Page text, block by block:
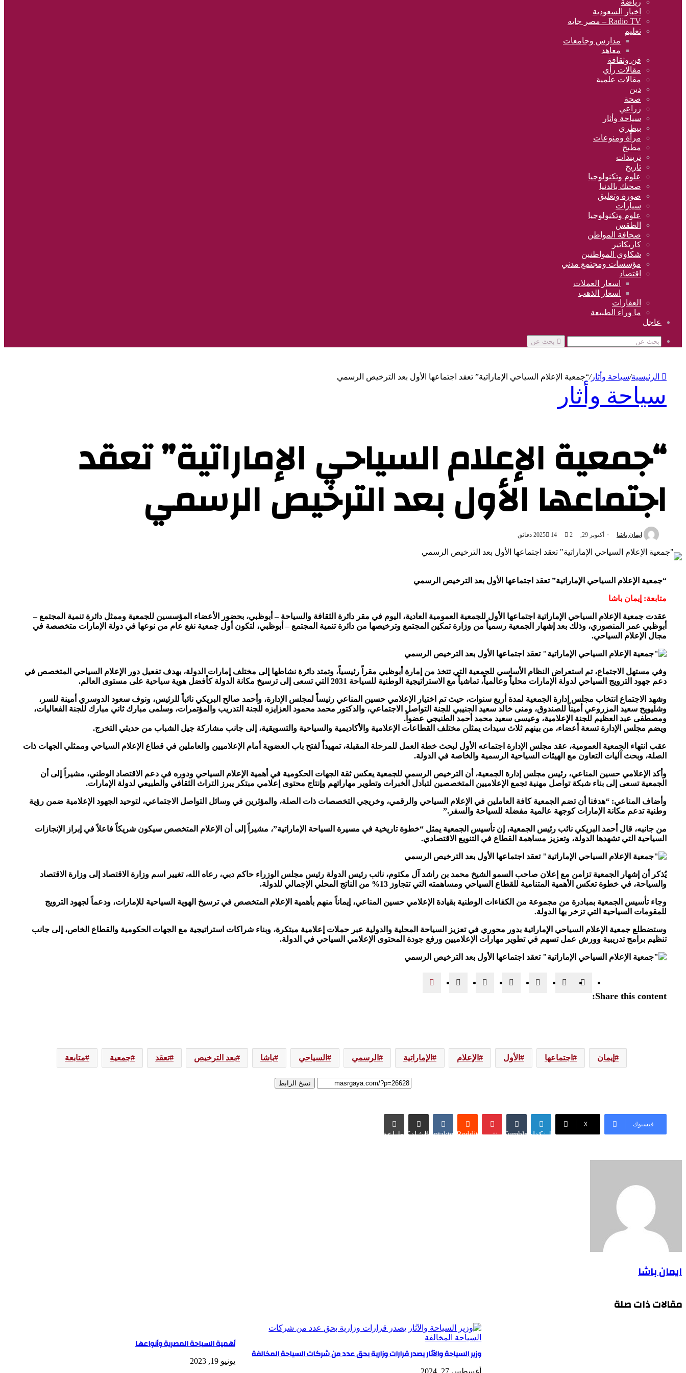
رياضة
اخبار السعودية
Radio TV – مصر جايه
تعليم
مدارس وجامعات
معاهد
فن وثقافة
مقالات رأي
مقالات علمية
دين
صحة
زراعي
سياحة وأثار
بيطري
مرأة ومنوعات
مطبخ
تريندات
تاريخ
علوم وتكنولوجيا
صحتك بالدنيا
صورة وتعليق
سيارات
علوم وتكنولوجيا
الطقس
صحافة المواطن
كاريكاتير
شكاوي المواطنين
مؤسسات ومجتمع مدني
اقتصاد
اسعار العملات
اسعار الذهب
العقارات
ما وراء الطبيعة
عاجل
بحث عن
الرئيسية/سياحة وأثار/“جمعية الإعلام السياحي الإماراتية” تعقد اجتماعها الأول بعد الترخيص الرسمي
سياحة وأثار
“جمعية الإعلام السياحي الإماراتية” تعقد
اجتماعها الأول بعد الترخيص الرسمي
ايمان باشا أكتوبر 29, 2025 14 2 دقائق
“جمعية الإعلام السياحي الإماراتية” تعقد اجتماعها الأول بعد الترخيص الرسمي
متابعة: إيمان باشا
عقدت جمعية الإعلام السياحي الإماراتية اجتماعها الأول للجمعية العمومية العادية، اليوم في مقر دائرة الثقافة والسياحة – أبوظبي، بحضور الأعضاء المؤسسين للجمعية وممثل دائرة تنمية المجتمع –
أبوظبي عمر المنصوري، وذلك بعد إشهار الجمعية رسمياً من وزارة تمكين المجتمع وترخيصها من دائرة تنمية المجتمع – أبوظبي، لتكون أول جمعية نفع عام من نوعها في دولة الإمارات متخصصة في
مجال الإعلام السياحي.
وفي مستهل الاجتماع، تم استعراض النظام الأساسي للجمعية التي تتخذ من إمارة أبوظبي مقراً رئيسياً، وتمتد دائرة نشاطها إلى مختلف إمارات الدولة، بهدف تفعيل دور الإعلام السياحي المتخصص في
دعم جهود الترويج السياحي لدولة الإمارات محلياً وعالمياً، تماشياً مع الاستراتيجية الوطنية للسياحة 2031 التي تسعى إلى ترسيخ مكانة الدولة كأفضل هوية سياحية على مستوى العالم.
وشهد الاجتماع انتخاب مجلس إدارة الجمعية لمدة أربع سنوات، حيث تم اختيار الإعلامي حسين المناعي رئيساً لمجلس الإدارة، وأحمد صالح البريكي نائباً للرئيس، ونوف سعود الدوسري أمينة للسر،
وشليويح سعيد المزروعي أميناً للصندوق، ومنى خالد سعيد الجنيبي للجنة التواصل الاجتماعي، والدكتور محمد محمود العزايزه للجنة التدريب والمؤتمرات، وسلمى مبارك ثاني مبارك للجنة الفعاليات،
ومصطفى عبد العظيم للجنة الإعلامية، وعيسى سعيد محمد أحمد الطنيجي عضواً.
ويضم مجلس الإدارة تسعة أعضاء، من بينهم ثلاث سيدات يمثلن مختلف القطاعات الإعلامية والأكاديمية والسياحية والتسويقية، إلى جانب مشاركة جيل الشباب من حديثي التخرج.
عقب انتهاء الجمعية العمومية، عقد مجلس الإدارة اجتماعه الأول لبحث خطة العمل للمرحلة المقبلة، تمهيداً لفتح باب العضوية أمام الإعلاميين والعاملين في قطاع الإعلام السياحي وممثلي الجهات ذات
الصلة، وبحث آليات التعاون مع الهيئات السياحية الرسمية والخاصة في الدولة.
وأكد الإعلامي حسين المناعي، رئيس مجلس إدارة الجمعية، أن الترخيص الرسمي للجمعية يعكس ثقة الجهات الحكومية في أهمية الإعلام السياحي ودوره في دعم الاقتصاد الوطني، مشيراً إلى أن
الجمعية تسعى إلى بناء شبكة تواصل مهنية تجمع الإعلاميين المتخصصين لتبادل الخبرات وتطوير مهاراتهم وإنتاج محتوى إعلامي مبتكر يبرز التراث الثقافي والطبيعي لدولة الإمارات.
وأضاف المناعي: “هدفنا أن تضم الجمعية كافة العاملين في الإعلام السياحي والرقمي، وخريجي التخصصات ذات الصلة، والمؤثرين في وسائل التواصل الاجتماعي، لتوحيد الجهود الإعلامية ضمن رؤية
وطنية تدعم مكانة الإمارات كوجهة عالمية مفضلة للسياحة والسفر.”
من جانبه، قال أحمد البريكي نائب رئيس الجمعية، إن تأسيس الجمعية يمثل “خطوة تاريخية في مسيرة السياحة الإماراتية”، مشيراً إلى أن الإعلام المتخصص سيكون شريكاً فاعلاً في إبراز الإنجازات
السياحية التي تشهدها الدولة، وتعزيز مساهمة القطاع في التنويع الاقتصادي.
يُذكر أن إشهار الجمعية تزامن مع إعلان صاحب السمو الشيخ محمد بن راشد آل مكتوم، نائب رئيس الدولة رئيس مجلس الوزراء حاكم دبي، رعاه الله، تغيير اسم وزارة الاقتصاد إلى وزارة الاقتصاد
والسياحة، في خطوة تعكس الأهمية المتنامية للقطاع السياحي ومساهمته التي تتجاوز 13% من الناتج المحلي الإجمالي للدولة.
وجاء تأسيس الجمعية بمبادرة من مجموعة من الكفاءات الوطنية بقيادة الإعلامي حسين المناعي، إيماناً منهم بأهمية الإعلام المتخصص في ترسيخ الهوية السياحية للإمارات، ودعماً لجهود الترويج
للمقومات السياحية التي تزخر بها الدولة.
وستضطلع جمعية الإعلام السياحي الإماراتية بدور محوري في تعزيز السياحة المحلية والدولية عبر حملات إعلامية مبتكرة، وبناء شراكات استراتيجية مع الجهات الحكومية والقطاع الخاص، إلى جانب
تنظيم برامج تدريبية وورش عمل تسهم في تطوير مهارات الإعلاميين ورفع جودة المحتوى الإعلامي السياحي في الدولة.
Share this content:
إيمان اجتماعها الأول الإعلام الإماراتية الرسمي السياحي باشا بعد الترخيص تعقد جمعية متابعة
نسخ الرابط
فيسبوك
‫X
لينكدإن Tumblr بينتيريستReddit
VKontakte
مشاركة عبر البريد طباعة
ايمان باشا
مقالات ذات صلة
أهمية السياحة المصرية وأنواعها
يونيو 19, 2023
وزير السياحة والآثار يصدر قرارات وزارية بحق عدد من شركات السياحة المخالفة